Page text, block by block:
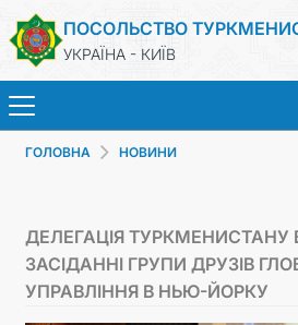
ПОСОЛЬСТВО
УКРАЇНА - КИЇВ
ТУРКМЕНИСТАН
ГОЛОВНА НОВИНИ
ДЕЛЕГАЦІЯ ТУРКМЕНИСТАНУ
ЗАСІДАННІ ГРУПИ ДРУЗІВ
УПРАВЛІННЯ В НЬЮ-ЙОРКУ